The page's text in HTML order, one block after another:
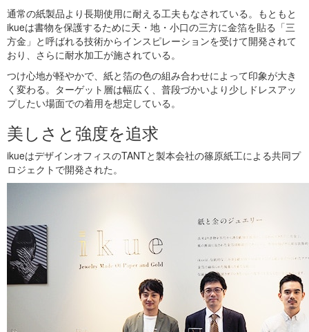
通常の紙製品より長期使用に耐える工夫もなされている。もともと
ikueは書物を保護するために天・地・小口の三方に金箔を貼る「三
方金」と呼ばれる技術からインスピレーションを受けて開発されて
おり、さらに耐水加工が施されている。
つけ心地が軽やかで、紙と箔の色の組み合わせによって印象が大き
く変わる。ターゲット層は幅広く、普段づかいより少しドレスアッ
プしたい場面での着用を想定している。
美しさと強度を追求
ikueはデザインオフィスのTANTと製本会社の篠原紙工による共同プ
ロジェクトで開発された。